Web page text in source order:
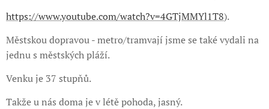
https://www.youtube.com/watch?v=4GTjMMYl1T8).
Městskou dopravou - metro/tramvají jsme se také vydali na
jednu s městských pláží.
Venku je 37 stupňů.
Takže u nás doma je v létě pohoda, jasný.